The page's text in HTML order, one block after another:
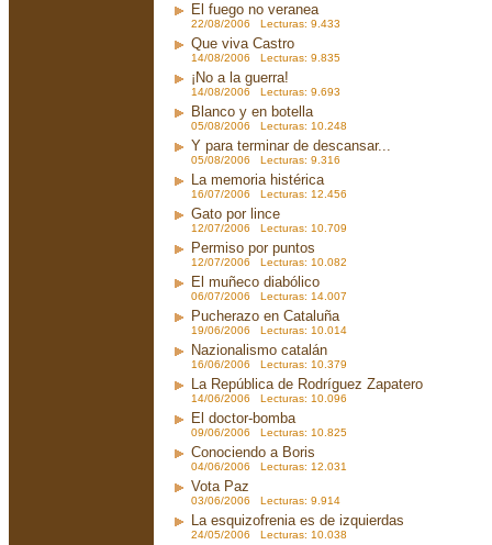
El fuego no veranea
22/08/2006 Lecturas: 9.433
Que viva Castro
14/08/2006 Lecturas: 9.835
¡No a la guerra!
14/08/2006 Lecturas: 9.693
Blanco y en botella
05/08/2006 Lecturas: 10.248
Y para terminar de descansar...
05/08/2006 Lecturas: 9.316
La memoria histérica
16/07/2006 Lecturas: 12.456
Gato por lince
12/07/2006 Lecturas: 10.709
Permiso por puntos
12/07/2006 Lecturas: 10.082
El muñeco diabólico
06/07/2006 Lecturas: 14.007
Pucherazo en Cataluña
19/06/2006 Lecturas: 10.014
Nazionalismo catalán
16/06/2006 Lecturas: 10.379
La República de Rodríguez Zapatero
14/06/2006 Lecturas: 10.096
El doctor-bomba
09/06/2006 Lecturas: 10.825
Conociendo a Boris
04/06/2006 Lecturas: 12.031
Vota Paz
03/06/2006 Lecturas: 9.914
La esquizofrenia es de izquierdas
24/05/2006 Lecturas: 10.038